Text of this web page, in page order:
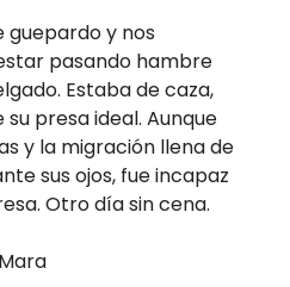
guepardo y nos
pasando hambre
Estaba de caza,
presa ideal. Aunque
y la migración llena de
sus ojos, fue incapaz
Otro día sin cena.